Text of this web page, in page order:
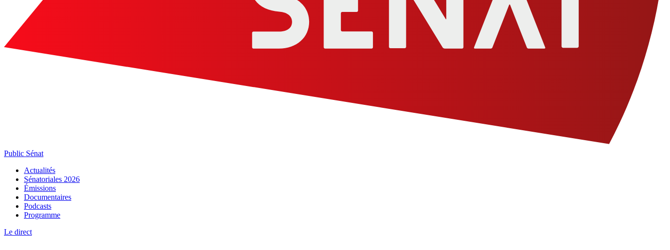
Public Sénat
Actualités
Sénatoriales 2026
Émissions
Documentaires
Podcasts
Programme
Le direct